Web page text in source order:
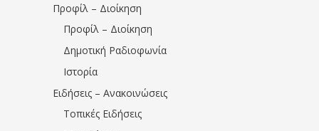
Προφίλ – Διοίκηση
Προφίλ – Διοίκηση
Δημοτική Ραδιοφωνία
Ιστορία
Ειδήσεις – Ανακοινώσεις
Τοπικές Ειδήσεις